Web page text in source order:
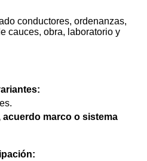
conductores, ordenanzas,
cauces, obra, laboratorio y
marco o sistema